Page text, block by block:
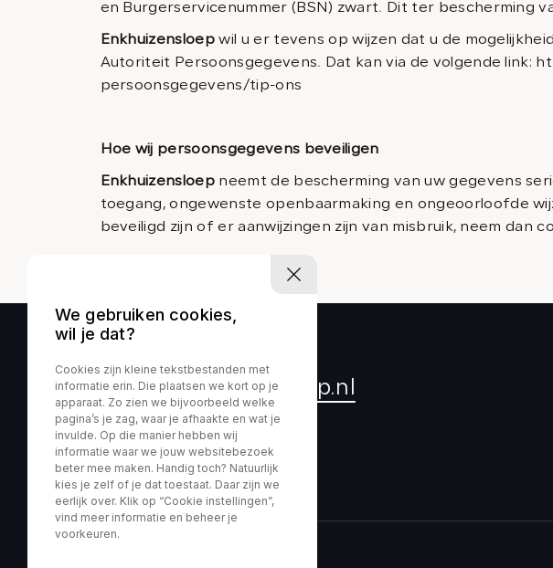
en Burgerservicenummer (BSN) zwart. Dit ter bescherming
Enkhuizensloepwil u er tevens op wijzen dat u de
Autoriteit Persoonsgegevens. Dat kan via de volgende
persoonsgegevens/tip-ons
Hoe wij persoonsgegevens beveiligen
Enkhuizensloepneemt de bescherming van uw gegevens
toegang, ongewenste openbaarmaking en ongeoorloofde
beveiligd zijn of er aanwijzingen zijn van misbruik, neem dan
info@enkhuizensloep.nl
+31 (0)228 32 13 85
We gebruiken cookies,
wil je dat?
Cookies zijn kleine tekstbestanden met
informatie erin. Die plaatsen we kort op je
apparaat. Zo zien we bijvoorbeeld welke
pagina’s je zag, waar je afhaakte en wat je
invulde. Op die manier hebben wij
informatie waar we jouw websitebezoek
beter mee maken. Handig toch? Natuurlijk
kies je zelf of je dat toestaat. Daar zijn we
eerlijk over. Klik op “Cookie instellingen”,
vind meer informatie en beheer je
voorkeuren.